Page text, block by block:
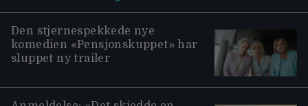
Den stjernespekkede nye
komedien «Pensjonskuppet» har
sluppet ny trailer